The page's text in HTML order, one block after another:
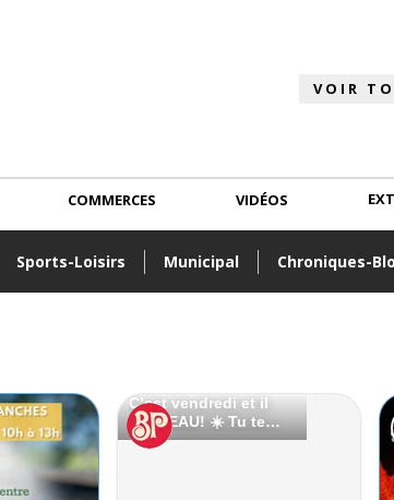
Sports-Loisirs Municipal Chroniques-
COMMERCES VIDÉOS